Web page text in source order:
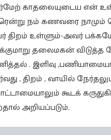
காதலையுடைய
நம் கணவரை நாமும்
திறம் உள்ளும்-அவர்
தலைமகன்
. இளிவு
, திறம் , வாயில்
கூடக்
அறியப்படும்.